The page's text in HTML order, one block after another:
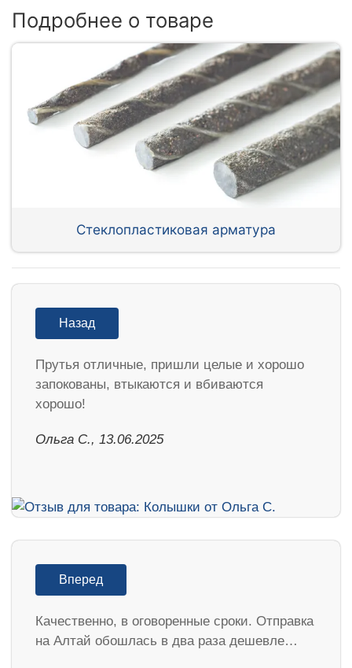
Подробнее о товаре
Стеклопластиковая арматура
Назад
Прутья отличные, пришли целые и хорошо
запокованы, втыкаются и вбиваются
хорошо!
Ольга С., 13.06.2025
Вперед
Качественно, в оговоренные сроки. Отправка
на Алтай обошлась в два раза дешевле…